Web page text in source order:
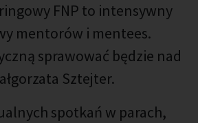
FNP to intensywny
mentorów i mentees.
sprawować będzie nad
Sztejter.
spotkań w parach,